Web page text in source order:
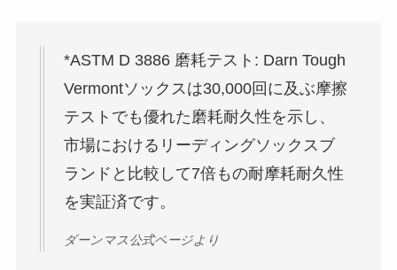
*ASTM D 3886 磨耗テスト: Darn Tough
Vermontソックスは30,000回に及ぶ摩擦
テストでも優れた磨耗耐久性を示し、
市場におけるリーディングソックスブ
ランドと比較して7倍もの耐摩耗耐久性
を実証済です。
ダーンマス公式ページより